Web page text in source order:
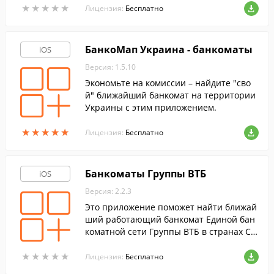
★ ★ ★ ★ ★
★ ★ ★ ★ ★
ыгодные банковские и страховые проду
Лицензия: Бесплатно
iOS
★★★★★
★★★★★
БанкоМап Украина - банкоматы
Версия: 1.5.10
Экономьте на комиссии – найдите "сво
й" ближайший банкомат на территории
Украины с этим приложением.
Лицензия: Бесплатно
iOS
★ ★ ★ ★ ★
★ ★ ★ ★ ★
Банкоматы Группы ВТБ
Версия: 2.2.3
Это приложение поможет найти ближай
ший работающий банкомат Единой бан
коматной сети Группы ВТБ в странах СН
Лицензия: Бесплатно